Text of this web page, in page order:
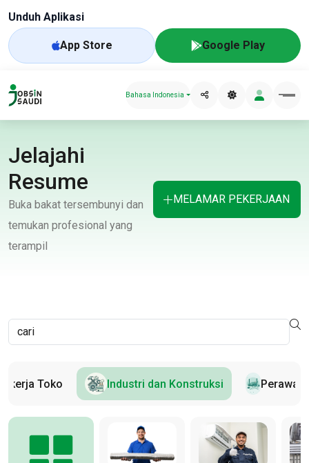
Unduh Aplikasi
App Store Google Play
Bahasa Indonesia
Jelajahi
Resume
Buka bakat tersembunyi dan
temukan profesional yang
terampil
MELAMAR PEKERJAAN
Toko Industri dan Konstruksi